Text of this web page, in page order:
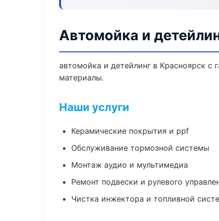
Автомойка и
автомойка и детейлинг в Красноярск с
материалы.
Наши услуги
Керамические покрытия и ppf
Обслуживание тормозной системы
Монтаж аудио и мультимедиа
Ремонт подвески и рулевого
Чистка инжектора и топливной